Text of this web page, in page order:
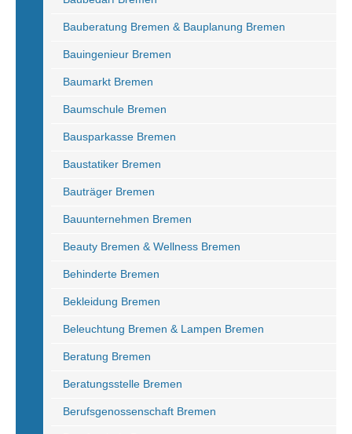
Bauberatung Bremen & Bauplanung Bremen
Bauingenieur Bremen
Baumarkt Bremen
Baumschule Bremen
Bausparkasse Bremen
Baustatiker Bremen
Bauträger Bremen
Bauunternehmen Bremen
Beauty Bremen & Wellness Bremen
Behinderte Bremen
Bekleidung Bremen
Beleuchtung Bremen & Lampen Bremen
Beratung Bremen
Beratungsstelle Bremen
Berufsgenossenschaft Bremen